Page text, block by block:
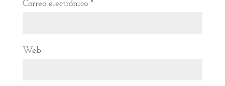
Correo electrónico *
Web